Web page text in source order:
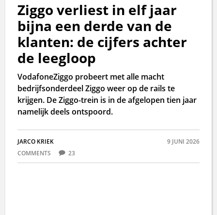
Ziggo verliest in elf jaar
bijna een derde van de
klanten: de cijfers achter
de leegloop
VodafoneZiggo probeert met alle macht
bedrijfsonderdeel Ziggo weer op de rails te
krijgen. De Ziggo-trein is in de afgelopen tien jaar
namelijk deels ontspoord.
JARCO KRIEK
9 JUNI 2026
COMMENTS
23